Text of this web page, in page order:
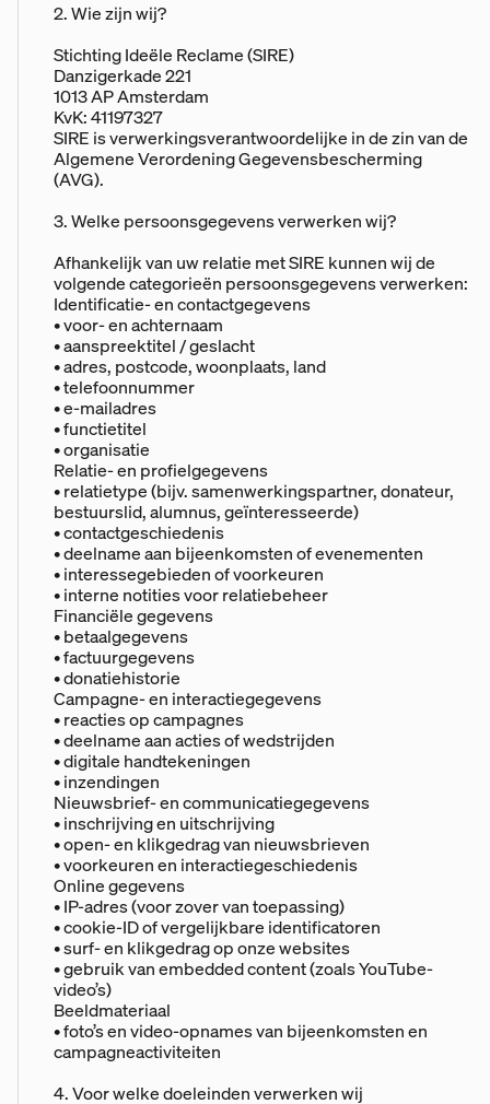
2. Wie zijn wij?
Stichting Ideële Reclame (SIRE)
Danzigerkade 221
1013 AP Amsterdam
KvK: 41197327
SIRE is verwerkingsverantwoordelijke in de zin van de
Algemene Verordening Gegevensbescherming
(AVG).
3. Welke persoonsgegevens verwerken wij?
Afhankelijk van uw relatie met SIRE kunnen wij de
volgende categorieën persoonsgegevens verwerken:
Identificatie- en contactgegevens
• voor- en achternaam
• aanspreektitel / geslacht
• adres, postcode, woonplaats, land
• telefoonnummer
• e-mailadres
• functietitel
• organisatie
Relatie- en profielgegevens
• relatietype (bijv. samenwerkingspartner, donateur,
bestuurslid, alumnus, geïnteresseerde)
• contactgeschiedenis
• deelname aan bijeenkomsten of evenementen
• interessegebieden of voorkeuren
• interne notities voor relatiebeheer
Financiële gegevens
• betaalgegevens
• factuurgegevens
• donatiehistorie
Campagne- en interactiegegevens
• reacties op campagnes
• deelname aan acties of wedstrijden
• digitale handtekeningen
• inzendingen
Nieuwsbrief- en communicatiegegevens
• inschrijving en uitschrijving
• open- en klikgedrag van nieuwsbrieven
• voorkeuren en interactiegeschiedenis
Online gegevens
• IP-adres (voor zover van toepassing)
• cookie-ID of vergelijkbare identificatoren
• surf- en klikgedrag op onze websites
• gebruik van embedded content (zoals YouTube-
video’s)
Beeldmateriaal
• foto’s en video-opnames van bijeenkomsten en
campagneactiviteiten
4. Voor welke doeleinden verwerken wij